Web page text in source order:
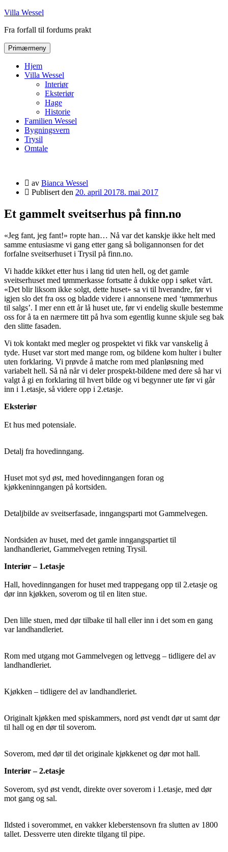
Villa Wessel
Fra forfall til fordums prakt
Primærmeny
Hjem
Villa Wessel
Interiør
Eksteriør
Hage
Historie
Familien Wessel
Bygningsvern
Trysil
Omtale
av Bianca Wessel
Publisert den 20. april 20178. mai 2017
Et gammelt sveitserhus på finn.no
«Jeg fant, jeg fant!» ropte han… Nå var det kanskje ikke helt med
samme entusiasme vi gang etter gang så boligannonsen for det
forfalne sveitserhuset i Trysil på finn.no.
Vi hadde kikket etter hus i lang tid uten hell, og det gamle
sveitserhuset med tømmerkasse fortsatte å dukke opp i søket vårt.
«Det blir liksom ikke solgt, dette huset» sa vi til hverandre, før vi
igjen slo det fra oss og bladde videre i annonsene med ‘tømmerhus
til salgs’. I mer enn ett år lå huset ute, før vi endelig skulle bestemme
oss for å ta en nærmere titt på hva som egentlig kunne skjule seg bak
den slitte fasaden.
Vi tok kontakt med megler og prospektet vi fikk var vanskelig å
tyde. Huset var stort med mange rom, og bildene kom hulter i bulter
uten forklaring. Vi prøvde å matche rom med planløsning med
variabelt hell. Så nå når vi deler prospekt-bildene med dere så har vi
valgt å gi en forklaring til hvert bilde og vi begynner ute før vi går
inn i 1.etasje, så videre opp i 2.etasje.
Eksteriør
Et hus med potensiale.
Detalj fra hovedinngang.
Huset mot syd øst, med hovedinngangen foran og
kjøkkeninngangen på kortsiden.
Detaljbilde av sveitserfasade, inngangsparti mot Gammelvegen.
Nordsiden av huset, med det gamle inngangspartiet til
landhandleriet, Gammelvegen retning Trysil.
Interiør – 1.etasje
Hall, hovedinngangen for huset med trappegang opp til 2.etasje og
dør inn kjøkken, soverom og til en liten stue.
Den lille stuen, med dør tilbake til hall eller inn i det som en gang
var landhandleriet.
Rom med utgang mot Gammelvegen og lettvegg – tidligere del av
landhandleriet.
Kjøkken – tidligere del av landhandleriet.
Originalt kjøkken med spiskammers, nord øst vendt dør ut samt dør
til hall og en dør til soverom.
Soverom, med dør til det originale kjøkkenet og dør mot hall.
Interiør – 2.etasje
Soverom, syd øst vendt, direkte over soverom i 1.etasje, med dør
mot gang og sal.
Ildsted i soverommet, en vakker kleberstensovn fra slutten av 1800
tallet. Dessverre uten direkte tilgang til pipe.